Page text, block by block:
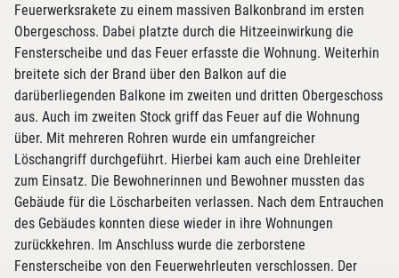
Feuerwerksrakete zu einem massiven Balkonbrand im ersten
Obergeschoss. Dabei platzte durch die Hitzeeinwirkung die
Fensterscheibe und das Feuer erfasste die Wohnung. Weiterhin
breitete sich der Brand über den Balkon auf die
darüberliegenden Balkone im zweiten und dritten Obergeschoss
aus. Auch im zweiten Stock griff das Feuer auf die Wohnung
über. Mit mehreren Rohren wurde ein umfangreicher
Löschangriff durchgeführt. Hierbei kam auch eine Drehleiter
zum Einsatz. Die Bewohnerinnen und Bewohner mussten das
Gebäude für die Löscharbeiten verlassen. Nach dem Entrauchen
des Gebäudes konnten diese wieder in ihre Wohnungen
zurückkehren. Im Anschluss wurde die zerborstene
Fensterscheibe von den Feuerwehrleuten verschlossen. Der